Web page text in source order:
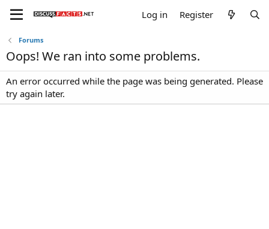
Log in Register
Forums
Oops! We ran into some problems.
An error occurred while the page was being generated. Please
try again later.